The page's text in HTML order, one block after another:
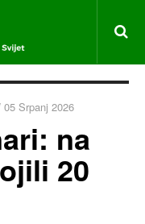
05 Srpanj 2026
na
20